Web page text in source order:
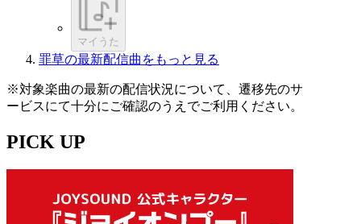
マイうた
罪草の最新配信曲をもっと見る
※対象楽曲の最新の配信状況について、遷移先のサ
ービスにて十分にご確認のうえでご利用ください。
PICK UP